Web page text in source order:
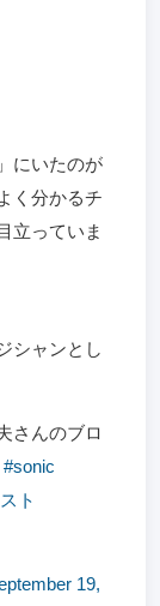
にいたのが
く分かるチ
立っていま
シャンとし
さんのブロ
#sonic
ト
19,